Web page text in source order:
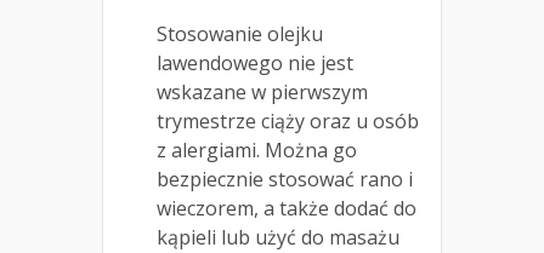
Stosowanie olejku
lawendowego nie jest
wskazane w pierwszym
trymestrze ciąży oraz u osób
z alergiami. Można go
bezpiecznie stosować rano i
wieczorem, a także dodać do
kąpieli lub użyć do masażu